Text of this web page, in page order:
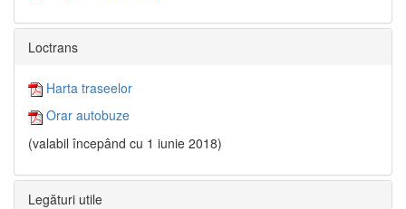
Loctrans
Harta traseelor
Orar autobuze
(valabil începând cu 1 iunie 2018)
Legături utile